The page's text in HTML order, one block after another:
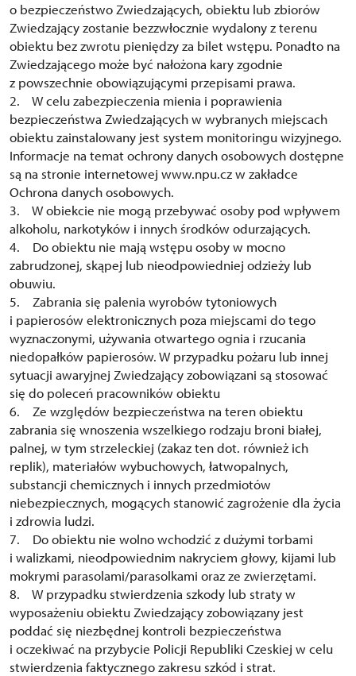
o bezpieczeństwo Zwiedzających, obiektu lub zbiorów
Zwiedzający zostanie bezzwłocznie wydalony z terenu
obiektu bez zwrotu pieniędzy za bilet wstępu. Ponadto na
Zwiedzającego może być nałożona kary zgodnie
z powszechnie obowiązującymi przepisami prawa.
2. W celu zabezpieczenia mienia i poprawienia
bezpieczeństwa Zwiedzających w wybranych miejscach
obiektu zainstalowany jest system monitoringu wizyjnego.
Informacje na temat ochrony danych osobowych dostępne
są na stronie internetowej www.npu.cz w zakładce
Ochrona danych osobowych.
3. W obiekcie nie mogą przebywać osoby pod wpływem
alkoholu, narkotyków i innych środków odurzających.
4. Do obiektu nie mają wstępu osoby w mocno
zabrudzonej, skąpej lub nieodpowiedniej odzieży lub
obuwiu.
5. Zabrania się palenia wyrobów tytoniowych
i papierosów elektronicznych poza miejscami do tego
wyznaczonymi, używania otwartego ognia i rzucania
niedopałków papierosów. W przypadku pożaru lub innej
sytuacji awaryjnej Zwiedzający zobowiązani są stosować
się do poleceń pracowników obiektu
6. Ze względów bezpieczeństwa na teren obiektu
zabrania się wnoszenia wszelkiego rodzaju broni białej,
palnej, w tym strzeleckiej (zakaz ten dot. również ich
replik), materiałów wybuchowych, łatwopalnych,
substancji chemicznych i innych przedmiotów
niebezpiecznych, mogących stanowić zagrożenie dla życia
i zdrowia ludzi.
7. Do obiektu nie wolno wchodzić z dużymi torbami
i walizkami, nieodpowiednim nakryciem głowy, kijami lub
mokrymi parasolami/parasolkami oraz ze zwierzętami.
8. W przypadku stwierdzenia szkody lub straty w
wyposażeniu obiektu Zwiedzający zobowiązany jest
poddać się niezbędnej kontroli bezpieczeństwa
i oczekiwać na przybycie Policji Republiki Czeskiej w celu
stwierdzenia faktycznego zakresu szkód i strat.